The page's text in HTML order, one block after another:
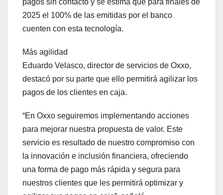
2025 el 100% de las emitidas por el banco
cuenten con esta tecnología.
Más agilidad
Eduardo Velasco, director de servicios de Oxxo,
destacó por su parte que ello permitirá agilizar los
pagos de los clientes en caja.
“En Oxxo seguiremos implementando acciones
para mejorar nuestra propuesta de valor. Este
servicio es resultado de nuestro compromiso con
la innovación e inclusión financiera, ofreciendo
una forma de pago más rápida y segura para
nuestros clientes que les permitirá optimizar y